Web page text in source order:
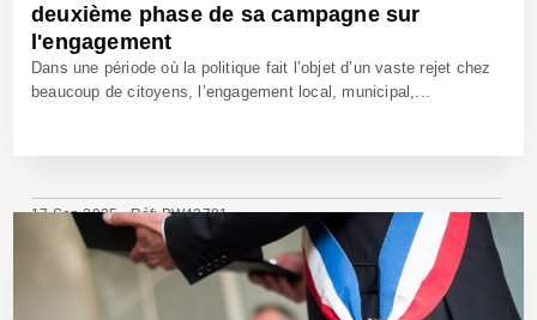
deuxième phase de sa campagne sur
l'engagement
Dans une période où la politique fait l’objet d’un vaste rejet chez
beaucoup de citoyens, l’engagement local, municipal,...
17 Sep 2025 - Réf: BW42781